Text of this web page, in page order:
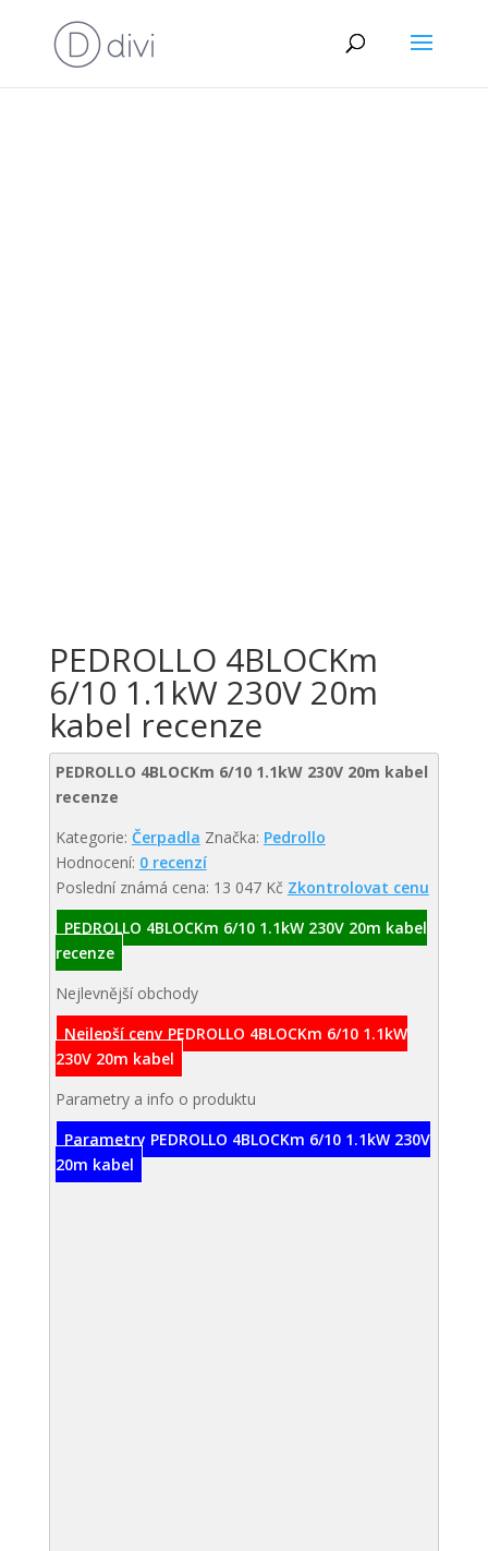
PEDROLLO 4BLOCKm
6/10 1.1kW 230V 20m
kabel recenze
PEDROLLO 4BLOCKm 6/10 1.1kW 230V 20m kabel
recenze
Kategorie: Čerpadla Značka: Pedrollo
Hodnocení: 0 recenzí
Poslední známá cena: 13 047 Kč Zkontrolovat cenu
PEDROLLO 4BLOCKm 6/10 1.1kW 230V 20m kabel
recenze
Nejlevnější obchody
Nejlepší ceny PEDROLLO 4BLOCKm 6/10 1.1kW
230V 20m kabel
Parametry a info o produktu
Parametry PEDROLLO 4BLOCKm 6/10 1.1kW 230V
20m kabel